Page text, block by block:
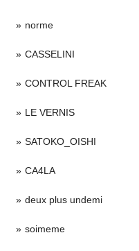
norme
CASSELINI
CONTROL FREAK
LE VERNIS
SATOKO_OISHI
CA4LA
deux plus undemi
soimeme